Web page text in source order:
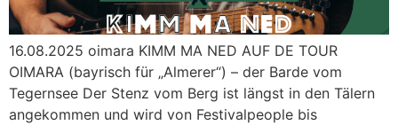
16.08.2025 oimara KIMM MA NED AUF DE TOUR
OIMARA (bayrisch für „Almerer“) – der Barde vom
Tegernsee Der Stenz vom Berg ist längst in den Tälern
angekommen und wird von Festivalpeople bis